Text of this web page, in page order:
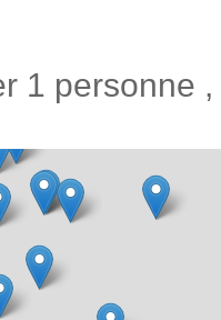
1 personne